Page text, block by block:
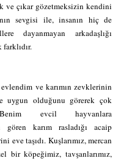
ve çıkar gözetmeksizin kendini
sevgisi ile, insanın hiç de
dayanmayan arkadaşlığı
evlendim ve karımın zevklerinin
uygun olduğunu görerek çok
evcil hayvanlara
gören karım rasladığı acaip
eve taşıdı. Kuşlarımız, mercan
bir köpeğimiz, tavşanlarımız,